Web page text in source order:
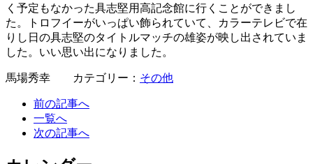
く予定もなかった具志堅用高記念館に行くことができまし
た。トロフイーがいっぱい飾られていて、カラーテレビで在
りし日の具志堅のタイトルマッチの雄姿が映し出されていま
した。いい思い出になりました。
馬場秀幸 カテゴリー： その他
前の記事へ
一覧へ
次の記事へ